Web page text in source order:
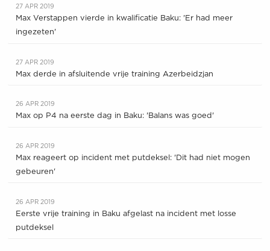
27 APR 2019
Max Verstappen vierde in kwalificatie Baku: 'Er had meer
ingezeten'
27 APR 2019
Max derde in afsluitende vrije training Azerbeidzjan
26 APR 2019
Max op P4 na eerste dag in Baku: 'Balans was goed'
26 APR 2019
Max reageert op incident met putdeksel: 'Dit had niet mogen
gebeuren'
26 APR 2019
Eerste vrije training in Baku afgelast na incident met losse
putdeksel